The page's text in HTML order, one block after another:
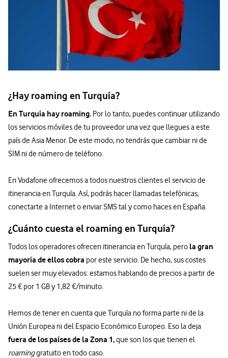
¿Hay roaming en Turquía?
En Turquía hay roaming. Por lo tanto, puedes continuar utilizando
los servicios móviles de tu proveedor una vez que llegues a este
país de Asia Menor. De este modo, no tendrás que cambiar ni de
SIM ni de número de teléfono.
En Vodafone ofrecemos a todos nuestros clientes el servicio de
itinerancia en Turquía. Así, podrás hacer llamadas telefónicas,
conectarte a Internet o enviar SMS tal y como haces en España.
¿Cuánto cuesta el roaming en Turquía?
Todos los operadores ofrecen itinerancia en Turquía, pero la gran
mayoría de ellos cobra por este servicio. De hecho, sus costes
suelen ser muy elevados: estamos hablando de precios a partir de
25 € por 1 GB y 1,82 €/minuto.
Hemos de tener en cuenta que Turquía no forma parte ni de la
Unión Europea ni del Espacio Económico Europeo. Eso la deja
fuera de los países de la Zona 1,que son los que tienen el
roaminggratuito en todo caso.